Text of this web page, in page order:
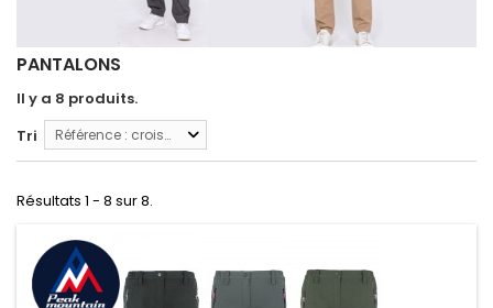
PANTALONS
Il y a 8 produits.
Tri
Référence : croissante
Résultats 1 - 8 sur 8.